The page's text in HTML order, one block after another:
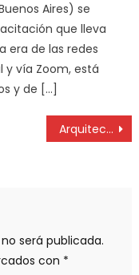
Aires) se
que lleva
era de las redes
y vía Zoom, está
y de […]
Arquitectos: apuntes de sustentabilidad
será publicada.
con *